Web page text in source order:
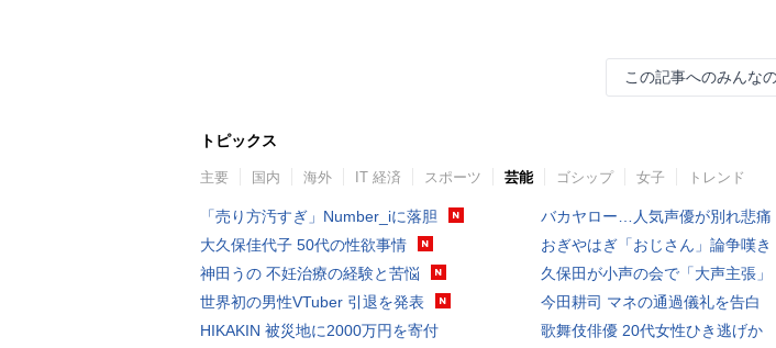
この記事へのみんな
トピックス
主要 国内 海外 IT 経済 スポーツ 芸能 ゴシップ 女子 トレンド
「売り方汚すぎ」Number_iに落胆
大久保佳代子 50代の性欲事情
神田うの 不妊治療の経験と苦悩
世界初の男性VTuber 引退を発表
HIKAKIN 被災地に2000万円を寄付
バカヤロー…人気声優が別れ悲痛
おぎやはぎ「おじさん」論争嘆き
久保田が小声の会で「大声主張」
今田耕司 マネの通過儀礼を告白
歌舞伎俳優 20代女性ひき逃げか